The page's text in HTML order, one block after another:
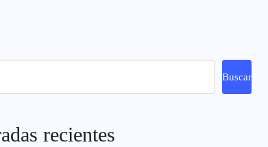
Buscar
recientes